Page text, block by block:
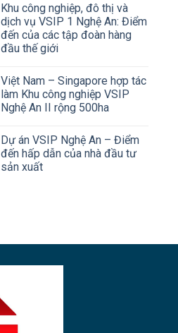
Khu công nghiệp, đô thị và
dịch vụ VSIP 1 Nghệ An: Điểm
đến của các tập đoàn hàng
đầu thế giới
Việt Nam – Singapore hợp tác
làm Khu công nghiệp VSIP
Nghệ An II rộng 500ha
Dự án VSIP Nghệ An – Điểm
đến hấp dẫn của nhà đầu tư
sản xuất